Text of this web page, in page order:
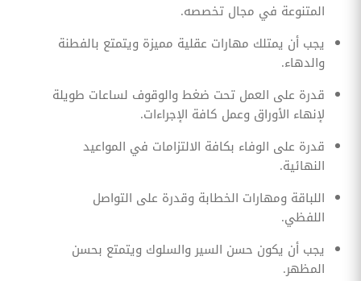
المتنوعة في مجال تخصصه.
يجب أن يمتلك مهارات عقلية مميزة ويتمتع بالفطنة
والدهاء.
قدرة على العمل تحت ضغط والوقوف لساعات طويلة
لإنهاء الأوراق وعمل كافة الإجراءات.
قدرة على الوفاء بكافة الالتزامات في المواعيد
النهائية.
اللباقة ومهارات الخطابة وقدرة على التواصل
اللفظي.
يجب أن يكون حسن السير والسلوك ويتمتع بحسن
المظهر.